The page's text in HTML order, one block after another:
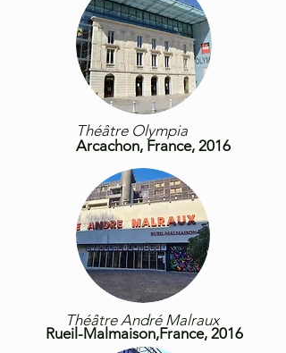
Théâtre Olympia
Arcachon, France, 2016
Théâtre André Malraux
Rueil-Malmaison,France, 2016